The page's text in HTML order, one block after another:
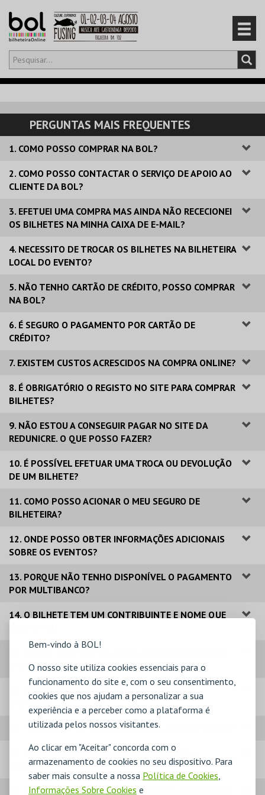
Bem-vindo à BOL!
O nosso site utiliza cookies essenciais para o
funcionamento do site e, com o seu consentimento,
cookies que nos ajudam a personalizar a sua
experiência e a perceber como a plataforma é
utilizada pelos nossos visitantes.
Ao clicar em "Aceitar" concorda com o
armazenamento de cookies no seu dispositivo. Para
saber mais consulte a nossa Política de Cookies
Informações Sobre Cookies e
Olá,iniciar sessão
CARRINHO
EVENTOS
CARTÕES
PERGUNTAS MAIS FREQUENTES
1. COMO POSSO COMPRAR NA BOL?
2. COMO POSSO CONTACTAR O SERVIÇO DE APOIO AO
CLIENTE DA BOL?
3. EFETUEI UMA COMPRA MAS AINDA NÃO RECECIONEI
OS BILHETES NA MINHA CAIXA DE E-MAIL?
4. NECESSITO DE TROCAR OS BILHETES NA BILHETEIRA
LOCAL DO EVENTO?
5. NÃO TENHO CARTÃO DE CRÉDITO, POSSO COMPRAR
NA BOL?
6. É SEGURO O PAGAMENTO POR CARTÃO DE
CRÉDITO?
7. EXISTEM CUSTOS ACRESCIDOS NA COMPRA ONLINE?
8. É OBRIGATÓRIO O REGISTO NO SITE PARA COMPRAR
BILHETES?
9. NÃO ESTOU A CONSEGUIR PAGAR NO SITE DA
REDUNICRE. O QUE POSSO FAZER?
10. É POSSÍVEL EFETUAR UMA TROCA OU DEVOLUÇÃO
DE UM BILHETE?
11. COMO POSSO ACIONAR O MEU SEGURO DE
BILHETEIRA?
12. ONDE POSSO OBTER INFORMAÇÕES ADICIONAIS
SOBRE OS EVENTOS?
13. PORQUE NÃO TENHO DISPONÍVEL O PAGAMENTO
POR MULTIBANCO?
14. O BILHETE TEM UM CONTRIBUINTE E NOME QUE
EVENTO?
16. POSSO COMPRAR BILHETES PARA VÁRIOS
17. POSSO DAR OS MEUS BILHETES A OUTRA PESSOA?
18. POSSO IMPRIMIR OS BILHETES A PRETO E
BRANCO?
19. QUAIS OS MODOS DE PAGAMENTOS DISPONÍVEIS